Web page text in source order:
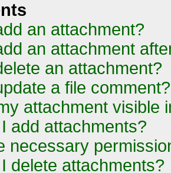
an attachment?
an attachment
an attachment?
a file comment?
attachment visible
add attachments?
necessary
delete attachments?